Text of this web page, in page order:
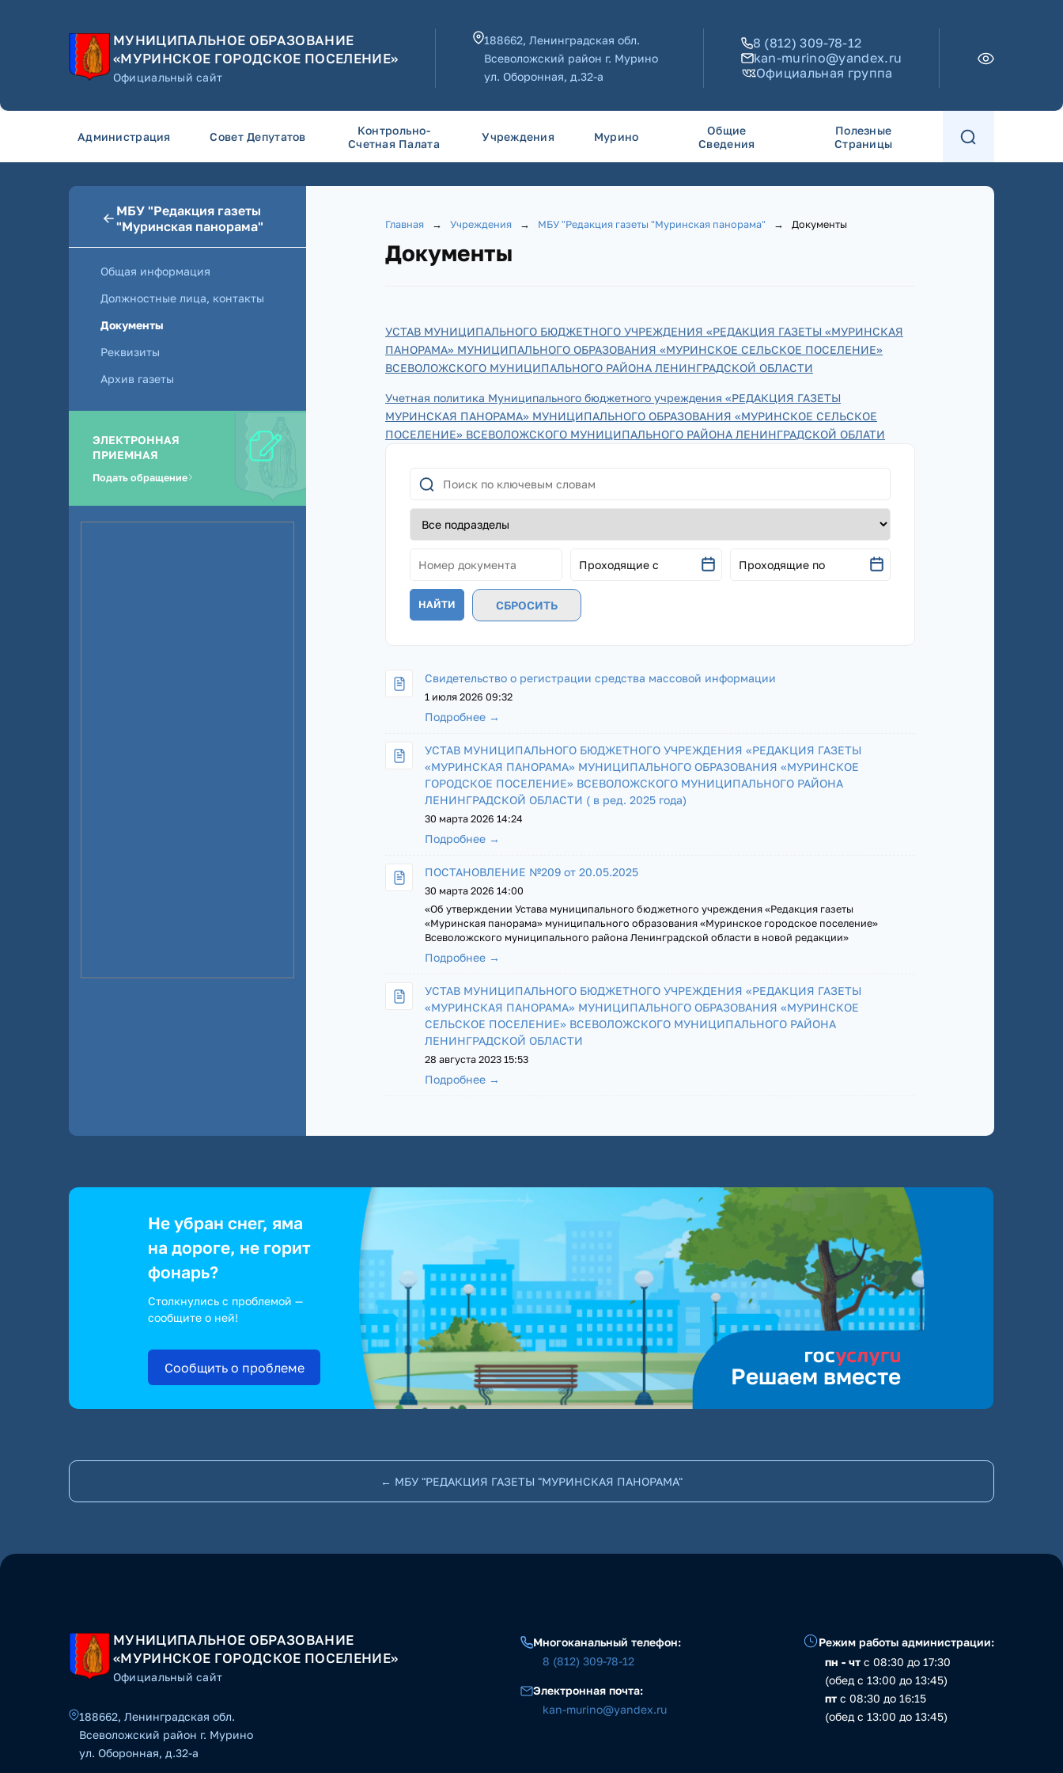
МУНИЦИПАЛЬНОЕ ОБРАЗОВАНИЕ
«МУРИНСКОЕ ГОРОДСКОЕ ПОСЕЛЕНИЕ»
Официальный сайт
188662, Ленинградская обл.
Всеволожский район г. Мурино
ул. Оборонная, д.32-а
8 (812) 309-78-12
kan-murino@yandex.ru
Официальная группа
Администрация Совет Депутатов
Контрольно-
Счетная Палата
Учреждения Мурино
Общие
Сведения
Полезные
Страницы
МБУ "Редакция газеты
"Муринская панорама"
Общая информация
Должностные лица, контакты
Документы
Реквизиты
Архив газеты
ЭЛЕКТРОННАЯ
ПРИЕМНАЯ
Подать обращение
Главная → Учреждения → МБУ "Редакция газеты "Муринская панорама" → Документы
Документы
УСТАВ МУНИЦИПАЛЬНОГО БЮДЖЕТНОГО УЧРЕЖДЕНИЯ «РЕДАКЦИЯ ГАЗЕТЫ «МУРИНСКАЯ
ПАНОРАМА» МУНИЦИПАЛЬНОГО ОБРАЗОВАНИЯ «МУРИНСКОЕ СЕЛЬСКОЕ ПОСЕЛЕНИЕ»
ВСЕВОЛОЖСКОГО МУНИЦИПАЛЬНОГО РАЙОНА ЛЕНИНГРАДСКОЙ ОБЛАСТИ
Учетная политика Муниципального бюджетного учреждения «РЕДАКЦИЯ ГАЗЕТЫ
МУРИНСКАЯ ПАНОРАМА» МУНИЦИПАЛЬНОГО ОБРАЗОВАНИЯ «МУРИНСКОЕ СЕЛЬСКОЕ
ПОСЕЛЕНИЕ» ВСЕВОЛОЖСКОГО МУНИЦИПАЛЬНОГО РАЙОНА ЛЕНИНГРАДСКОЙ ОБЛАТИ
Проходящие с Проходящие по
СБРОСИТЬ
Свидетельство о регистрации средства массовой информации
1 июля 2026 09:32
Подробнее →
УСТАВ МУНИЦИПАЛЬНОГО БЮДЖЕТНОГО УЧРЕЖДЕНИЯ «РЕДАКЦИЯ ГАЗЕТЫ
«МУРИНСКАЯ ПАНОРАМА» МУНИЦИПАЛЬНОГО ОБРАЗОВАНИЯ «МУРИНСКОЕ
ГОРОДСКОЕ ПОСЕЛЕНИЕ» ВСЕВОЛОЖСКОГО МУНИЦИПАЛЬНОГО РАЙОНА
ЛЕНИНГРАДСКОЙ ОБЛАСТИ ( в ред. 2025 года)
30 марта 2026 14:24
Подробнее →
ПОСТАНОВЛЕНИЕ №209 от 20.05.2025
30 марта 2026 14:00
«Об утверждении Устава муниципального бюджетного учреждения «Редакция газеты
«Муринская панорама» муниципального образования «Муринское городское поселение»
Всеволожского муниципального района Ленинградской области в новой редакции»
Подробнее →
УСТАВ МУНИЦИПАЛЬНОГО БЮДЖЕТНОГО УЧРЕЖДЕНИЯ «РЕДАКЦИЯ ГАЗЕТЫ
«МУРИНСКАЯ ПАНОРАМА» МУНИЦИПАЛЬНОГО ОБРАЗОВАНИЯ «МУРИНСКОЕ
СЕЛЬСКОЕ ПОСЕЛЕНИЕ» ВСЕВОЛОЖСКОГО МУНИЦИПАЛЬНОГО РАЙОНА
ЛЕНИНГРАДСКОЙ ОБЛАСТИ
28 августа 2023 15:53
Подробнее →
Не убран снег, яма
на дороге, не горит
фонарь?
Столкнулись с проблемой —
сообщите о ней!
Сообщить о проблеме Решаем вместе
← МБУ "РЕДАКЦИЯ ГАЗЕТЫ "МУРИНСКАЯ ПАНОРАМА"
МУНИЦИПАЛЬНОЕ ОБРАЗОВАНИЕ
«МУРИНСКОЕ ГОРОДСКОЕ ПОСЕЛЕНИЕ»
Официальный сайт
188662, Ленинградская обл.
Всеволожский район г. Мурино
ул. Оборонная, д.32-а
Многоканальный телефон:
8 (812) 309-78-12
Электронная почта:
kan-murino@yandex.ru
Режим работы администрации:
пн - чт с 08:30 до 17:30
(обед с 13:00 до 13:45)
пт с 08:30 до 16:15
(обед с 13:00 до 13:45)